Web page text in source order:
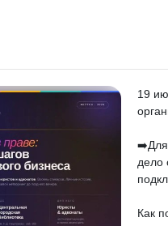
19
➡️Для
дело
Как